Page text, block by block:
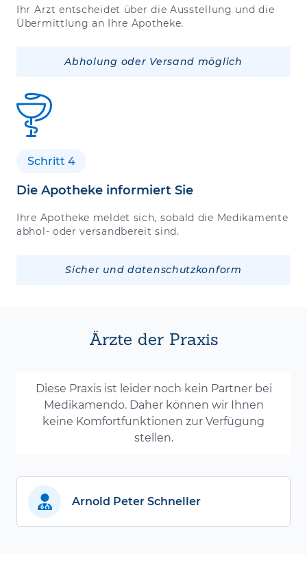
Ihr Arzt entscheidet über die Ausstellung und die
Übermittlung an Ihre Apotheke.
Abholung oder Versand möglich
Schritt 4
Die Apotheke informiert Sie
Ihre Apotheke meldet sich, sobald die Medikamente
abhol- oder versandbereit sind.
Sicher und datenschutzkonform
Ärzte der Praxis
Diese Praxis ist leider noch kein Partner bei
Medikamendo. Daher können wir Ihnen
keine Komfortfunktionen zur Verfügung
stellen.
Arnold Peter Schneller